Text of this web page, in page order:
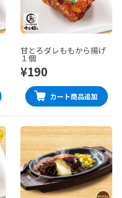
甘とろダレももから揚げ
１個
¥190
カート商品追加